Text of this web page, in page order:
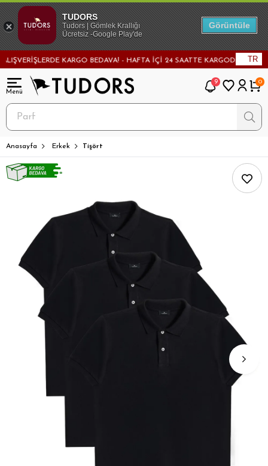
KARGO BEDAVA! - HAFTA İÇİ 24 SAATTE KARGODA! - TR
9 0
Anasayfa Erkek Tişört
TUDORS
Tudors | Gömlek Krallığı
Ücretsiz -Google Play'de
Görüntüle